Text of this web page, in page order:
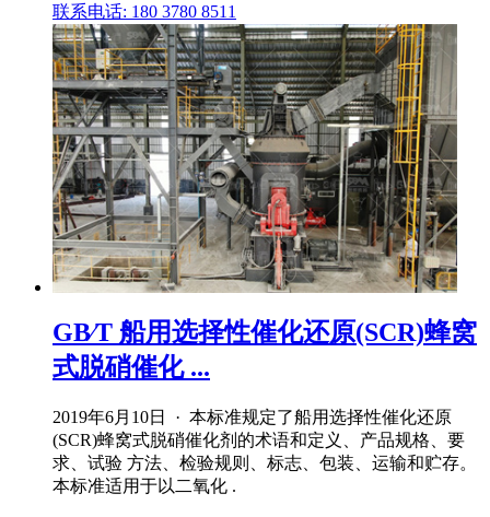
联系电话: 180 3780 8511
GB∕T 船用选择性催化还原(SCR)蜂窝
式脱硝催化 ...
2019年6月10日 · 本标准规定了船用选择性催化还原
(SCR)蜂窝式脱硝催化剂的术语和定义、产品规格、要
求、试验 方法、检验规则、标志、包装、运输和贮存。
本标准适用于以二氧化 .